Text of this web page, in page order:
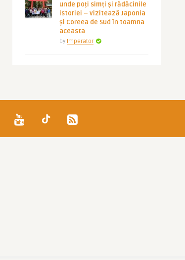
unde poți simți și rădăcinile
istoriei – vizitează Japonia
și Coreea de Sud în toamna
aceasta
by Imperator